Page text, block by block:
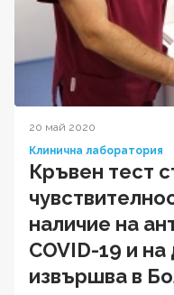
20 май 2020
Клинична лаборатория
Кръвен тест
наличие на
COVID-19 и
извършва в